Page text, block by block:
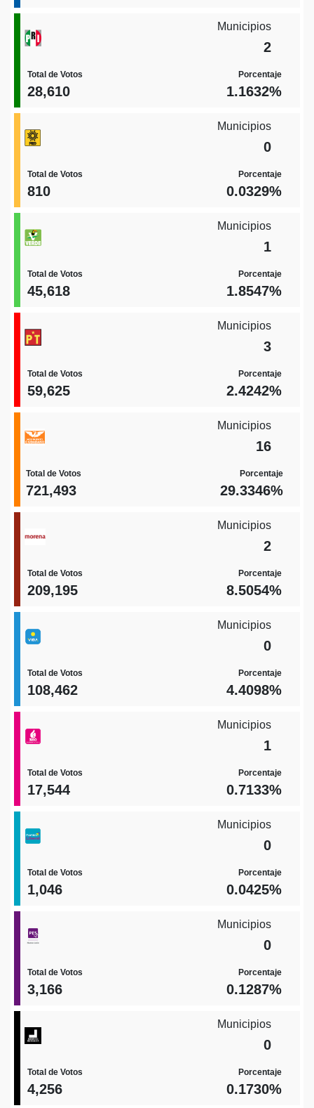
Municipios
2
Total de Votos
28,610
Porcentaje
1.1632%
Municipios
0
Total de Votos
810
Porcentaje
0.0329%
Municipios
1
Total de Votos
45,618
Porcentaje
1.8547%
Municipios
3
Total de Votos
59,625
Porcentaje
2.4242%
Municipios
16
Total de Votos
721,493
Porcentaje
29.3346%
Municipios
2
Total de Votos
209,195
Porcentaje
8.5054%
Municipios
0
Total de Votos
108,462
Porcentaje
4.4098%
Municipios
1
Total de Votos
17,544
Porcentaje
0.7133%
Municipios
0
Total de Votos
1,046
Porcentaje
0.0425%
Municipios
0
Total de Votos
3,166
Porcentaje
0.1287%
Municipios
0
Total de Votos
4,256
Porcentaje
0.1730%